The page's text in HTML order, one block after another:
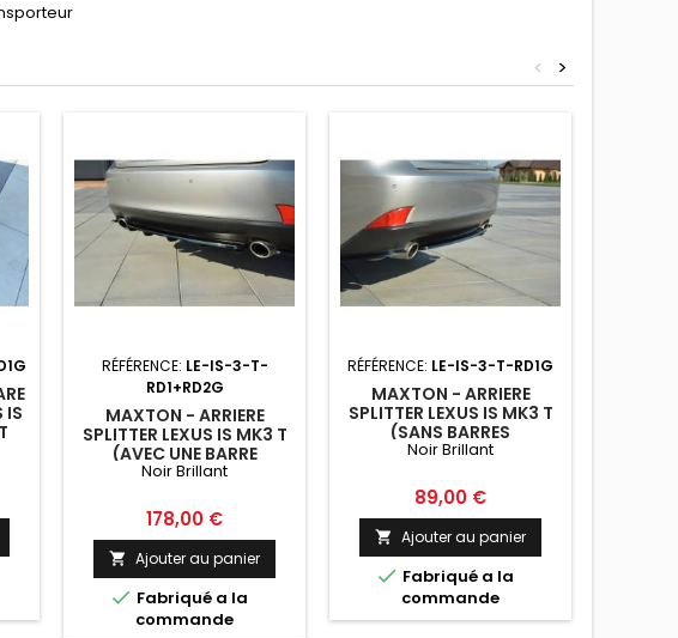
>
<
IS
RÉFÉRENCE: LE-IS-3-T-
RD1+RD2G
MAXTON - ARRIERE
SPLITTER LEXUS IS MK3 T
(AVEC UNE BARRE
VERTICALE)
Noir Brillant
Prix
178,00 €
 Ajouter au panier
 Fabriqué a la
commande
RÉFÉRENCE: LE-IS-3-T-RD1G
MAXTON - ARRIERE
SPLITTER LEXUS IS MK3 T
(SANS BARRES
VERTICALES)
Noir Brillant
Prix
89,00 €
 Ajouter au panier
 Fabriqué a la
commande